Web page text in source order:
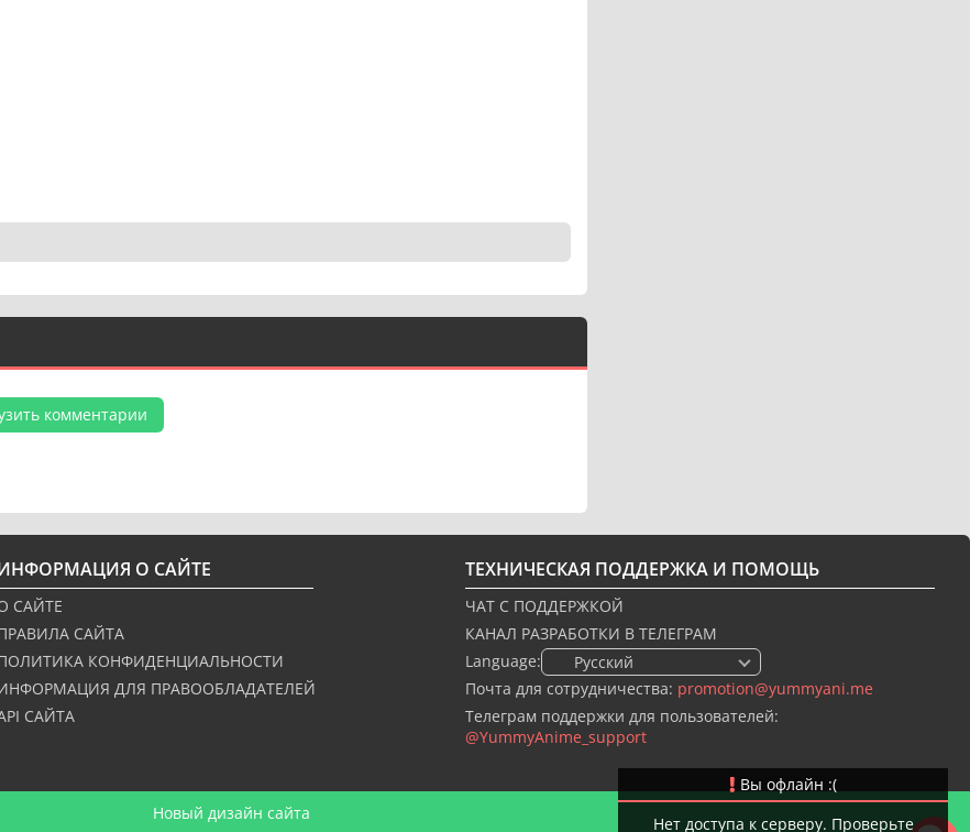
комментарии
О САЙТЕ
САЙТЕ
САЙТА
КОНФИДЕНЦИАЛЬНОСТИ
ДЛЯ ПРАВООБЛАДАТЕЛЕЙ
САЙТА
ТЕХНИЧЕСКАЯ ПОДДЕРЖКА И ПОМОЩЬ
ЧАТ С ПОДДЕРЖКОЙ
КАНАЛ РАЗРАБОТКИ В ТЕЛЕГРАМ
Language:
🇷🇺 Русский
Почта для сотрудничества: promotion@yummyani.me
Телеграм поддержки для пользователей:
@YummyAnime_support
Новый дизайн сайта
Вы офлайн :(
Нет доступа к серверу. Проверьте